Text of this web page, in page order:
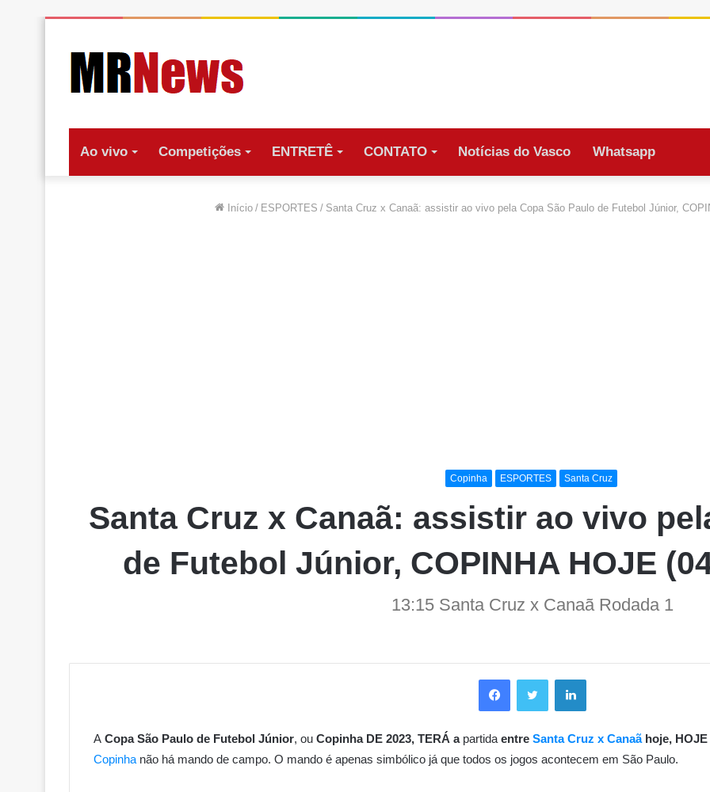
Ao vivo Competições ENTRETÊ CONTATO Notícias do Vasco Whatsapp
Início / ESPORTES / Santa Cruz x Canaã: assistir ao vivo pela Copa São Paulo de Futebol Júnior,
Copinha ESPORTES Santa Cruz
Santa Cruz x Canaã: assistir ao vivo
de Futebol Júnior, COPINHA HOJE
13:15 Santa Cruz x Canaã Rodada 1
FacebookTwitter Linkedin
A Copa São Paulo de Futebol Júnior, ou Copinha DE 2023, TERÁ apartida entre Santa Cruz x Canaãhoje, HOJE
Copinha não há mando de campo. O mando é apenas simbólico já que todos os jogos acontecem em São Paulo.